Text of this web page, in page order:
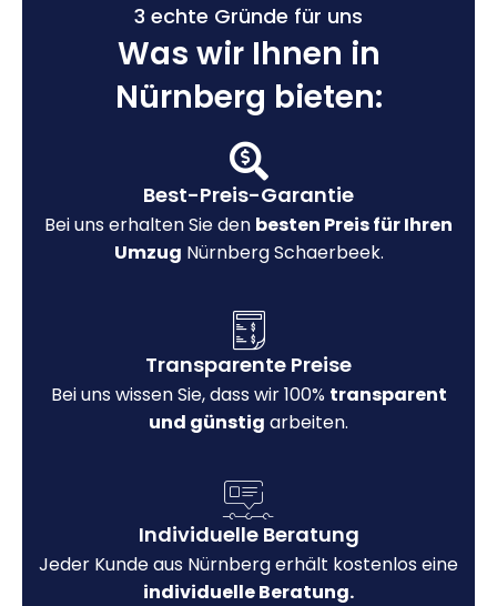
3 echte Gründe für uns
Was wir Ihnen in
Nürnberg bieten:
Best-Preis-Garantie
Bei uns erhalten Sie den besten Preis für Ihren
Umzug Nürnberg Schaerbeek.
Transparente Preise
Bei uns wissen Sie, dass wir 100% transparent
und günstig arbeiten.
Individuelle Beratung
Jeder Kunde aus Nürnberg erhält kostenlos eine
individuelle Beratung.